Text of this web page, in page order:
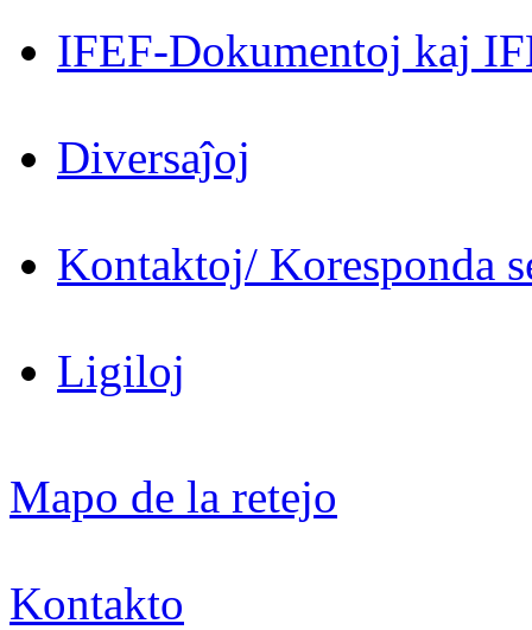
IFEF-Dokumentoj kaj
Diversaĵoj
Kontaktoj/ Koresponda
Ligiloj
Mapo de la retejo
Kontakto